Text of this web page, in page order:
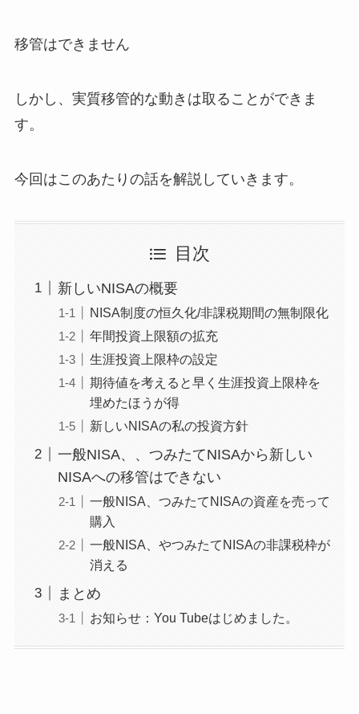
移管はできません
しかし、実質移管的な動きは取ることができま
す。
今回はこのあたりの話を解説していきます。
目次
新しいNISAの概要
NISA制度の恒久化/非課税期間の無制限化
年間投資上限額の拡充
生涯投資上限枠の設定
期待値を考えると早く生涯投資上限枠を
埋めたほうが得
新しいNISAの私の投資方針
一般NISA、、つみたてNISAから新しい
NISAへの移管はできない
一般NISA、つみたてNISAの資産を売って
購入
一般NISA、やつみたてNISAの非課税枠が
消える
まとめ
お知らせ：You Tubeはじめました。